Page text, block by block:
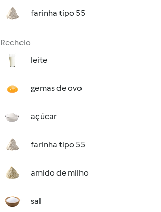
farinha tipo 55
Recheio
leite
gemas de ovo
açúcar
farinha tipo 55
amido de milho
sal